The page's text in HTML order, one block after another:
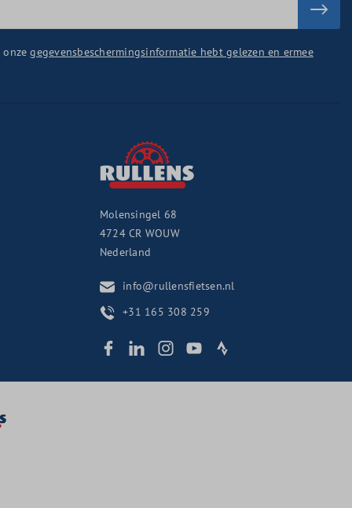
onzegegevensbeschermingsinformatie hebt gelezen en ermee
Molensingel 68
4724 CR WOUW
Nederland
info@rullensfietsen.nl
+31 165 308 259